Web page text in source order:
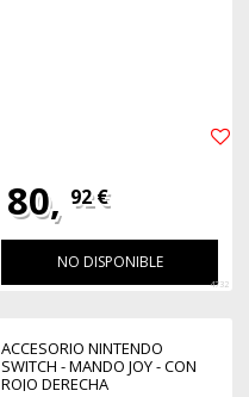
80, 92 €
NO DISPONIBLE
4732
ACCESORIO NINTENDO
SWITCH - MANDO JOY - CON
ROJO DERECHA